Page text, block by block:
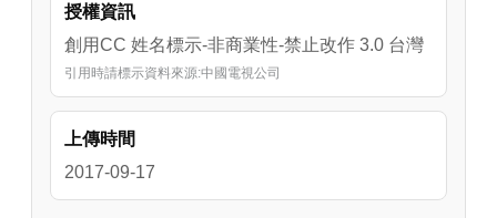
授權資訊
創用CC 姓名標示-非商業性-禁止改作 3.0 台灣
引用時請標示資料來源:中國電視公司
上傳時間
2017-09-17